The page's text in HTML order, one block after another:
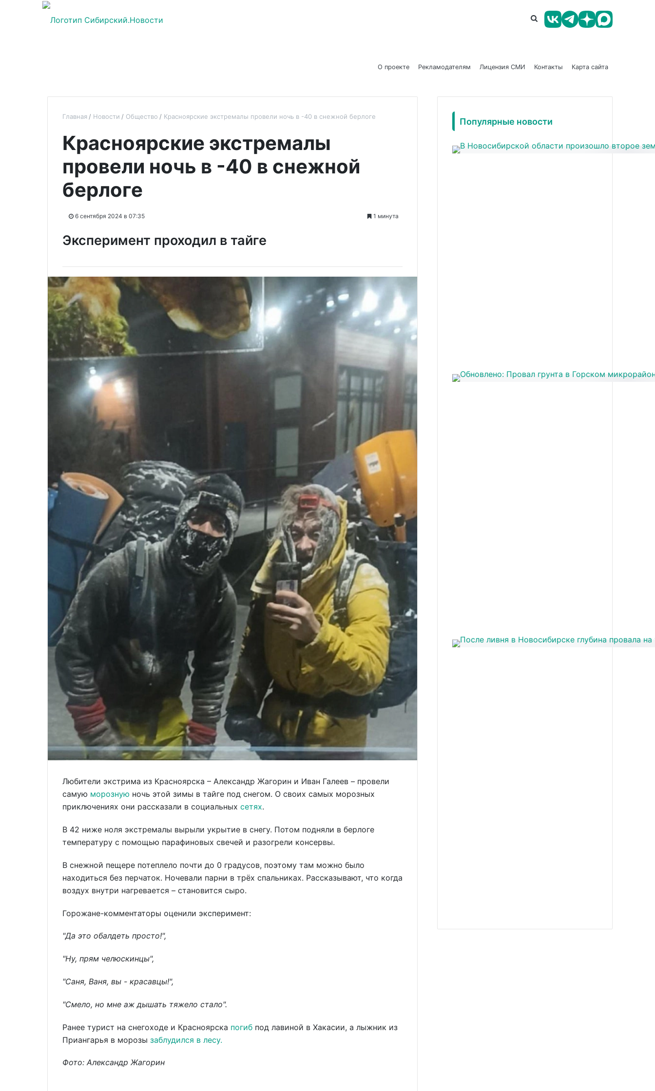
О проекте Рекламодателям Лицензия СМИ Контакты Карта сайта
Главная Новости Общество Красноярские экстремалы провели ночь в -40 в снежной берлоге
Красноярские экстремалы
провели ночь в -40 в снежной
берлоге
6 сентября 2024 в 07:35 1 минута
Эксперимент проходил в тайге
Любители экстрима из Красноярска – Александр Жагорин и Иван Галеев – провели
самую морозную ночь этой зимы в тайге под снегом. О своих самых морозных
приключениях они рассказали в социальных сетях.
В 42 ниже ноля экстремалы вырыли укрытие в снегу. Потом подняли в берлоге
температуру с помощью парафиновых свечей и разогрели консервы.
В снежной пещере потеплело почти до 0 градусов, поэтому там можно было
находиться без перчаток. Ночевали парни в трёх спальниках. Рассказывают, что когда
воздух внутри нагревается – становится сыро.
Горожане-комментаторы оценили эксперимент:
"Да это обалдеть просто!",
"Ну, прям челюскинцы",
"Саня, Ваня, вы - красавцы!",
"Смело, но мне аж дышать тяжело стало".
Ранее турист на снегоходе и Красноярска погиб под лавиной в Хакасии, а лыжник из
Приангарья в морозы заблудился в лесу.
Фото: Александр Жагорин
Популярные новости